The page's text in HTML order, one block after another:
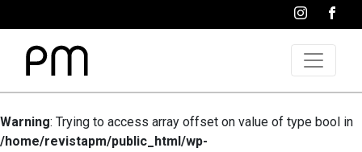
Warning: Trying to access array offset on value of type bool in
/home/revistapm/public_html/wp-